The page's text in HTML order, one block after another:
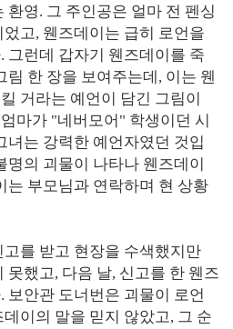
환영. 그 주인공은 얼마 전 펜싱
고, 웬즈데이는 급히 로언을
그런데 갑자기 웬즈데이를 죽
림 한 장을 보여주는데, 이는 웬
거라는 예언이 담긴 그림이
마가 "네버모어" 학생이던 시
녀는 강력한 예언자였던 것입
명의 괴물이 나타나 웬즈데이
는 부모님과 연락하며 현 상황
를 받고 현장을 수색했지만
못했고, 다음 날, 신고를 한 웬즈
보안관 도너번은 괴물이 로언
이의 말을 믿지 않았고, 그 순